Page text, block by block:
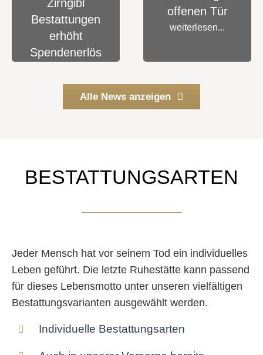
Zirngibl
Bestattungen
erhöht
Spendenerlös
offenen Tür auf
1.000 Euro
offenen Tür
weiterlesen...
Alle News anzeigen
BESTATTUNGSARTEN
Jeder Mensch hat vor seinem Tod ein individuelles
Leben geführt. Die letzte Ruhestätte kann passend
für dieses Lebensmotto unter unseren vielfältigen
Bestattungsvarianten ausgewählt werden.
Individuelle Bestattungsarten